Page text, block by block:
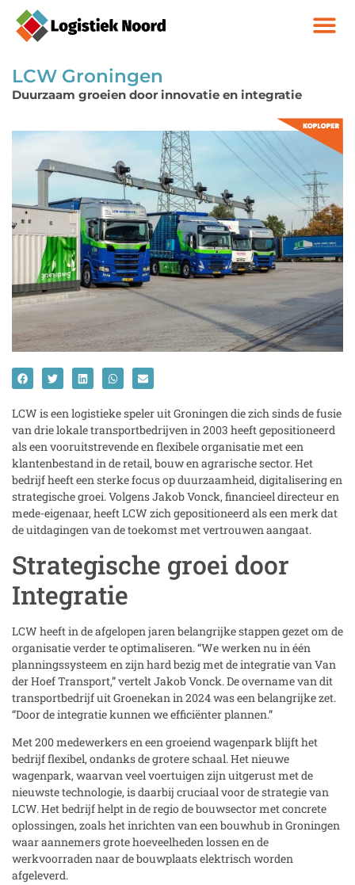
LCW Groningen
Duurzaam groeien door innovatie en integratie
LCW is een logistieke speler uit Groningen die zich sinds de fusie
van drie lokale transportbedrijven in 2003 heeft gepositioneerd
als een vooruitstrevende en flexibele organisatie met een
klantenbestand in de retail, bouw en agrarische sector. Het
bedrijf heeft een sterke focus op duurzaamheid, digitalisering en
strategische groei. Volgens Jakob Vonck, financieel directeur en
mede-eigenaar, heeft LCW zich gepositioneerd als een merk dat
de uitdagingen van de toekomst met vertrouwen aangaat.
Strategische groei door
Integratie
LCW heeft in de afgelopen jaren belangrijke stappen gezet om de
organisatie verder te optimaliseren. “We werken nu in één
planningssysteem en zijn hard bezig met de integratie van Van
der Hoef Transport,” vertelt Jakob Vonck. De overname van dit
transportbedrijf uit Groenekan in 2024 was een belangrijke zet.
“Door de integratie kunnen we efficiënter plannen.”
Met 200 medewerkers en een groeiend wagenpark blijft het
bedrijf flexibel, ondanks de grotere schaal. Het nieuwe
wagenpark, waarvan veel voertuigen zijn uitgerust met de
nieuwste technologie, is daarbij cruciaal voor de strategie van
LCW. Het bedrijf helpt in de regio de bouwsector met concrete
oplossingen, zoals het inrichten van een bouwhub in Groningen
waar aannemers grote hoeveelheden lossen en de
werkvoorraden naar de bouwplaats elektrisch worden
afgeleverd.